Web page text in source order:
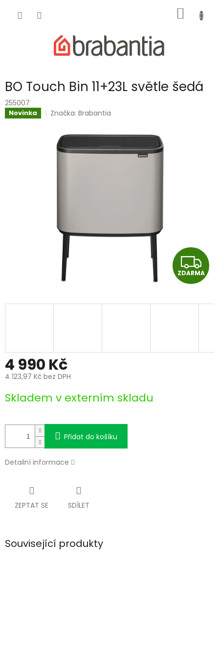
KOŠÍK
BO Touch Bin 11+23L světle šedá
255007
Novinka Značka:Brabantia
Z
D
A
ZDARMA
4 990 Kč
4 123,97 Kč bez DPH
cena:
Skladem v externím skladu
Přidat do košíku
Detailní informace
ZEPTAT SE SDÍLET
Související produkty